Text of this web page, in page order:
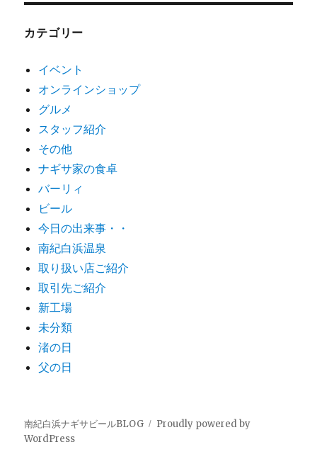
カテゴリー
イベント
オンラインショップ
グルメ
スタッフ紹介
その他
ナギサ家の食卓
バーリィ
ビール
今日の出来事・・
南紀白浜温泉
取り扱い店ご紹介
取引先ご紹介
新工場
未分類
渚の日
父の日
南紀白浜ナギサビールBLOG
Proudly powered by
WordPress